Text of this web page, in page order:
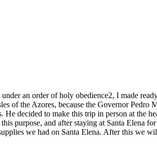
an order of holy obedience2, I made
of the Azores, because the Governor
He decided to make this trip in person at the
purpose, and after staying at Santa Elena
we had on Santa Elena. After this we